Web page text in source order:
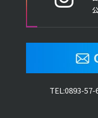
TEL:0893-57-